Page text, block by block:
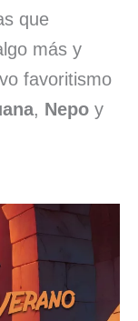
que
más y
favoritismo
, Nepo y